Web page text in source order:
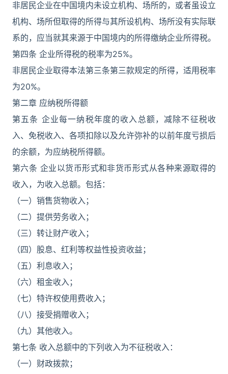
非居民企业在中国境内未设立机构、场所的，或者虽设立
机构、场所但取得的所得与其所设机构、场所没有实际联
系的，应当就其来源于中国境内的所得缴纳企业所得税。
第四条 企业所得税的税率为25%。
非居民企业取得本法第三条第三款规定的所得，适用税率
为20%。
第二章 应纳税所得额
第五条 企业每一纳税年度的收入总额，减除不征税收
入、免税收入、各项扣除以及允许弥补的以前年度亏损后
的余额，为应纳税所得额。
第六条 企业以货币形式和非货币形式从各种来源取得的
收入，为收入总额。包括：
（一）销售货物收入；
（二）提供劳务收入；
（三）转让财产收入；
（四）股息、红利等权益性投资收益；
（五）利息收入；
（六）租金收入；
（七）特许权使用费收入；
（八）接受捐赠收入；
（九）其他收入。
第七条 收入总额中的下列收入为不征税收入：
（一）财政拨款；